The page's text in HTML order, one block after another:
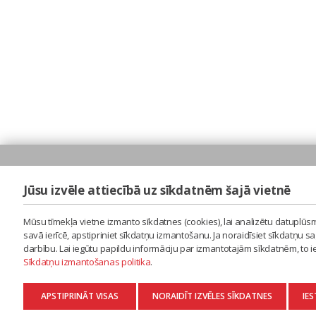
Jūsu izvēle attiecībā uz sīkdatnēm šajā vietnē
Mūsu tīmekļa vietne izmanto sīkdatnes (cookies), lai analizētu
savā ierīcē, apstipriniet sīkdatņu izmantošanu. Ja noraidīsiet sīkdatņu
darbību. Lai iegūtu papildu informāciju par izmantotajām sīkdatnēm,
Sīkdatņu izmantošanas politika.
APSTIPRINĀT VISAS NORAIDĪT IZVĒLES SĪKDATNES